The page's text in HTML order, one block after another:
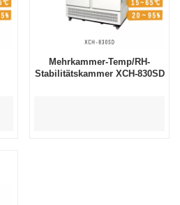
Mehrkammer-Temp/RH-
Stabilitätskammer XCH-830SD